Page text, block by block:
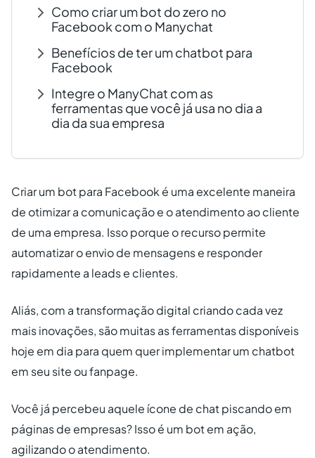
Como criar um bot do zero no
Facebook com o Manychat
Benefícios de ter um chatbot para
Facebook
Integre o ManyChat com as
ferramentas que você já usa no dia a
dia da sua empresa
Criar um bot para Facebook é uma excelente maneira
de otimizar a comunicação e o atendimento ao cliente
de uma empresa. Isso porque o recurso permite
automatizar o envio de mensagens e responder
rapidamente a leads e clientes.
Aliás, com a transformação digital criando cada vez
mais inovações, são muitas as ferramentas disponíveis
hoje em dia para quem quer implementar um chatbot
em seu site ou fanpage.
Você já percebeu aquele ícone de chat piscando em
páginas de empresas? Isso é um bot em ação,
agilizando o atendimento.